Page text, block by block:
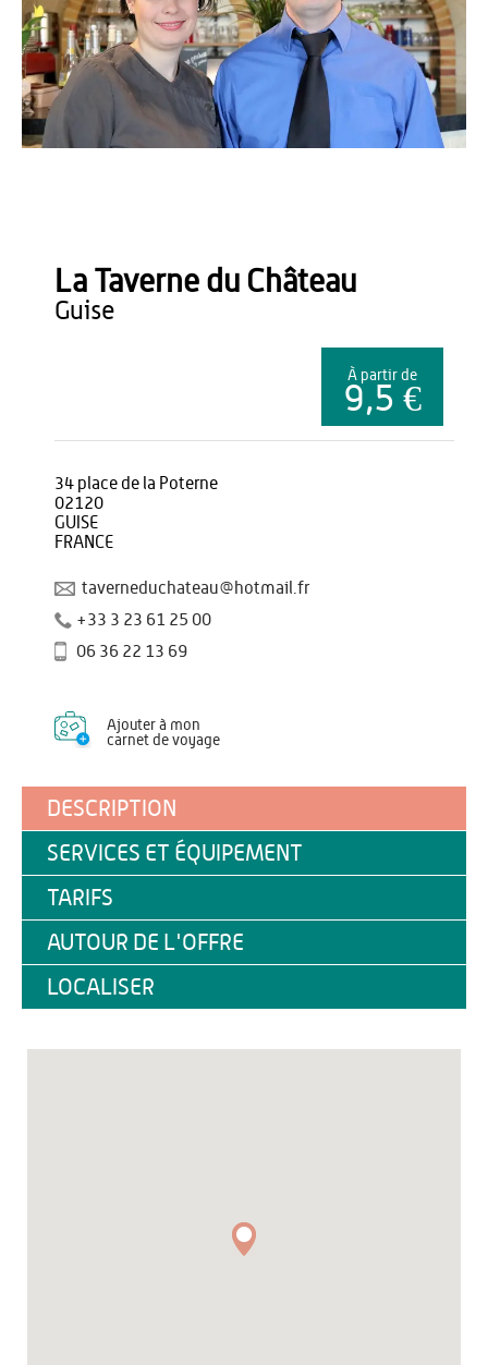
Office de tourisme du Pays de Thiérache
La Taverne du Château
guise
À partir de
9,5 €
34 place de la Poterne
02120
GUISE
FRANCE
taverneduchateau@hotmail.fr
+33 3 23 61 25 00
06 36 22 13 69
Ajouter à mon
carnet de voyage
DESCRIPTION
SERVICES ET ÉQUIPEMENT
TARIFS
AUTOUR DE L'OFFRE
LOCALISER